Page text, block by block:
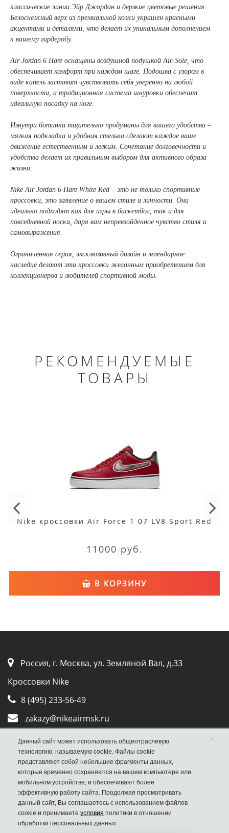
классические линии Эйр Джордан и дерзкие цветовые решения.
Белоснежный верх из премиальной кожи украшен красными
акцентами и деталями, что делает их уникальным дополнением
к вашему гардеробу.
Air Jordan 6 Hare оснащены воздушной подушкой Air-Sole, что
обеспечивает комфорт при каждом шаге. Подошва с узором в
виде капель заставит чувствовать себя уверенно на любой
поверхности, а традиционная система шнуровки обеспечит
идеальную посадку на ноге.
Изнутри ботинки тщательно продуманы для вашего удобства –
мягкая подкладка и удобная стелька сделают каждое ваше
движение естественным и легким. Сочетание долговечности и
удобства делает их правильным выбором для активного образа
жизни.
Nike Air Jordan 6 Hare White Red – это не только спортивные
кроссовки, это заявление о вашем стиле и личности. Они
идеально подходят как для игры в баскетбол, так и для
повседневной носки, даря вам непревзойденное чувство стиля и
самовыражения.
Ограниченная серия, эксклюзивный дизайн и легендарное
наследие делают эти кроссовки желанным приобретением для
коллекционеров и любителей спортивной моды.
РЕКОМЕНДУЕМЫЕ
ТОВАРЫ
Nike кроссовки Air Force 1 07 LV8 Sport Red
11000 руб.
В КОРЗИНУ
Россия, г. Москва, ул. Земляной Вал, д.33
Кроссовки Nike
8 (495) 233-56-49
zakazy@nikeairmsk.ru
Whatsapp
Viber
Данный сайт может использовать общеотраслевую
технологию, называемую cookie. Файлы cookie
представляют собой небольшие фрагменты данных,
которые временно сохраняются на вашем компьютере или
мобильном устройстве, и обеспечивают более
эффективную работу сайта. Продолжая просматривать
данный сайт, Вы соглашаетесь с использованием файлов
cookie и принимаете условия политики в отношении
обработки персональных данных.
×